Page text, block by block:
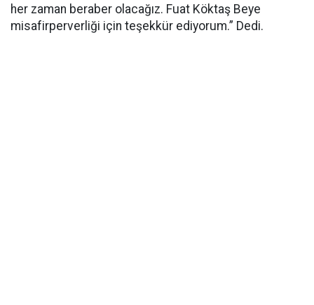
her zaman beraber olacağız. Fuat Köktaş Beye
misafirperverliği için teşekkür ediyorum.” Dedi.